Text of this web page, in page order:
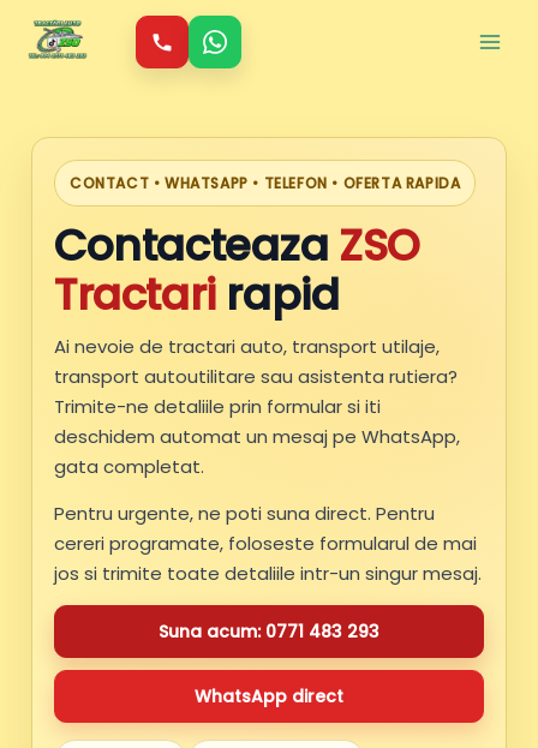
content
CONTACT • WHATSAPP • TELEFON • OFERTA RAPIDA
Contacteaza ZSO
Tractarirapid
Ai nevoie de tractari auto, transport utilaje,
transport autoutilitare sau asistenta rutiera?
Trimite-ne detaliile prin formular si iti
deschidem automat un mesaj pe WhatsApp,
gata completat.
Pentru urgente, ne poti suna direct. Pentru
cereri programate, foloseste formularul de mai
jos si trimite toate detaliile intr-un singur mesaj.
Suna acum: 0771 483 293
WhatsApp direct